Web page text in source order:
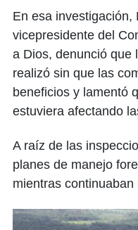
En esa investigación,
vicepresidente del
a Dios, denunció que
realizó sin que las
beneficios y lamentó
estuviera afectando
A raíz de las
planes de manejo
mientras